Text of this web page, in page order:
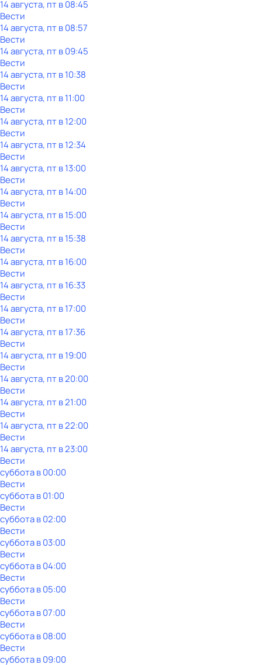
14 августа, пт в 08:45
Вести
14 августа, пт в 08:57
Вести
14 августа, пт в 09:45
Вести
14 августа, пт в 10:38
Вести
14 августа, пт в 11:00
Вести
14 августа, пт в 12:00
Вести
14 августа, пт в 12:34
Вести
14 августа, пт в 13:00
Вести
14 августа, пт в 14:00
Вести
14 августа, пт в 15:00
Вести
14 августа, пт в 15:38
Вести
14 августа, пт в 16:00
Вести
14 августа, пт в 16:33
Вести
14 августа, пт в 17:00
Вести
14 августа, пт в 17:36
Вести
14 августа, пт в 19:00
Вести
14 августа, пт в 20:00
Вести
14 августа, пт в 21:00
Вести
14 августа, пт в 22:00
Вести
14 августа, пт в 23:00
Вести
субботав00:00
Вести
субботав01:00
Вести
субботав02:00
Вести
субботав03:00
Вести
субботав04:00
Вести
субботав05:00
Вести
субботав07:00
Вести
субботав08:00
Вести
субботав09:00